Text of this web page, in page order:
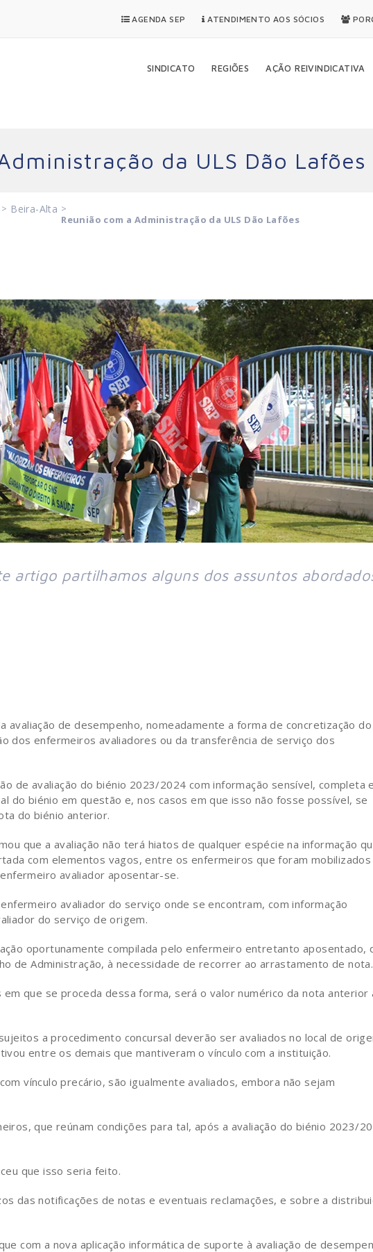
AGENDA SEP ATENDIMENTO AOS SÓCIOS
SINDICATO REGIÕES AÇÃO REIVINDICATIVA
da ULS Dão Lafões
> Beira-Alta >
Reunião com a Administração da ULS Dão Lafões
artigo partilhamos alguns dos assuntos
avaliação de desempenho, nomeadamente a forma de concretização do
dos enfermeiros avaliadores ou da transferência de serviço dos
de avaliação do biénio 2023/2024 com informação sensível, completa
do biénio em questão e, nos casos em que isso não fosse possível, se
do biénio anterior.
que a avaliação não terá hiatos de qualquer espécie na informação
com elementos vagos, entre os enfermeiros que foram mobilizados
avaliador aposentar-se.
avaliador do serviço onde se encontram, com informação
do serviço de origem.
oportunamente compilada pelo enfermeiro entretanto aposentado,
de Administração, à necessidade de recorrer ao arrastamento de nota.
em que se proceda dessa forma, será o valor numérico da nota anterior
a procedimento concursal deverão ser avaliados no local de
entre os demais que mantiveram o vínculo com a instituição.
vínculo precário, são igualmente avaliados, embora não sejam
que reúnam condições para tal, após a avaliação do biénio 2023/
que isso seria feito.
das notificações de notas e eventuais reclamações, e sobre a
com a nova aplicação informática de suporte à avaliação de